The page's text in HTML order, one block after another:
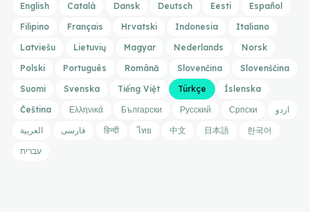
English Català Dansk Deutsch Eesti
Español
Filipino
Français Hrvatski Indonesia
Italiano
Latviešu
Lietuvių Magyar Nederlands
Norsk
Polski
Português Română Slovenčina
Slovenščina
Suomi
Svenska Tiếng Việt Türkçe
Íslenska
Čeština
Ελληνικά Български Русский Српски
اردو
العربية
فارسی हिन्दी ไทย 中文 日本語
한국어
עברית